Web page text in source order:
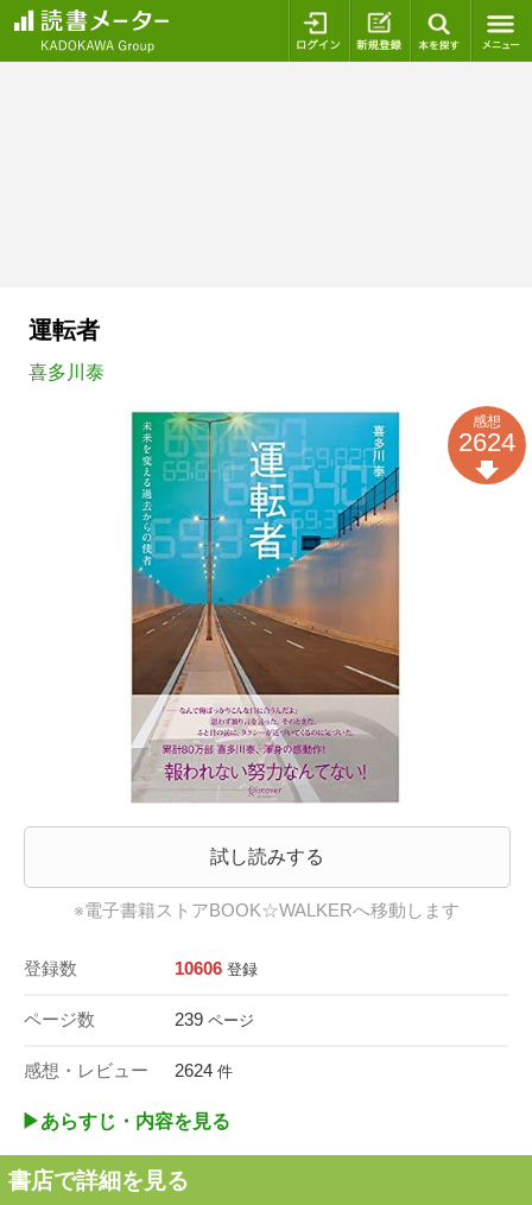
ログイン 新規登録
運転者
喜多川泰
試し読みする
※電子書籍ストアBOOK☆WALKERへ移動します
登録数 10606 登録
ページ数 239 ページ
感想・レビュー 2624 件
感想
2624
▶︎あらすじ・内容を見る
書店で詳細を見る